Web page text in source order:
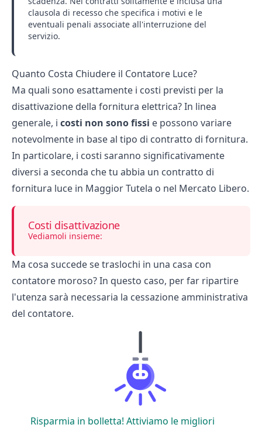
clausola di recesso che specifica i motivi e le
eventuali penali associate all'interruzione del
servizio.
Quanto Costa Chiudere il Contatore Luce?
Ma quali sono esattamente i costi previsti per la
disattivazione della fornitura elettrica? In linea
generale, i costi non sono fissi e possono variare
notevolmente in base al tipo di contratto di fornitura.
In particolare, i costi saranno significativamente
diversi a seconda che tu abbia un contratto di
fornitura luce in Maggior Tutela o nel Mercato Libero.
Costi disattivazione
Vediamoli insieme:
Ma cosa succede se traslochi in una casa con
contatore moroso? In questo caso, per far ripartire
l'utenza sarà necessaria la cessazione amministrativa
del contatore.
Risparmia in bolletta! Attiviamo le migliori